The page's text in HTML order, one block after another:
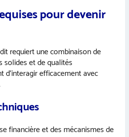
pour devenir
requiert une combinaison de
solides et de qualités
efficacement avec
financière et des mécanismes de